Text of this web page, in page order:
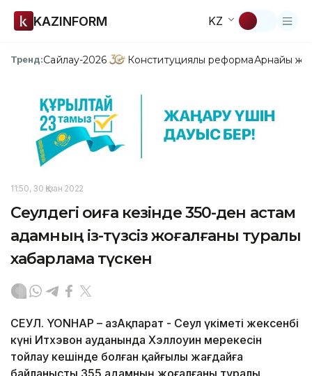
KAZINFORM KZ
Тренд:Сайлау-2026 Конституциялық реформаАрнайы
11:50, 30 Қазан 2022
Сеулдегі оқиға кезінде 350-ден астам
адамның із-түзсіз жоғалғаны туралы
хабарлама түскен
СЕУЛ. YONHAP – ҚазАқпарат - Сеул үкіметі жексенбі
күні Итхэвон ауданында Хэллоуин мерекесін
тойлау кешінде болған қайғылы жағдайға